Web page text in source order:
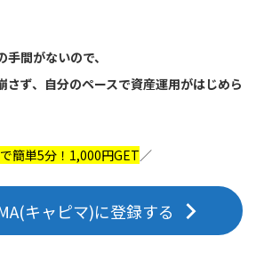
間がないので、
さず、自分のペースで資産運用がはじめら
簡単5分！1,000円GET／
キャピマ)に登録する